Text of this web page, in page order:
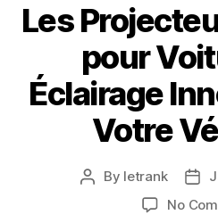
Les
pour
Éclairage
Votre
Post
By letrank
date
No